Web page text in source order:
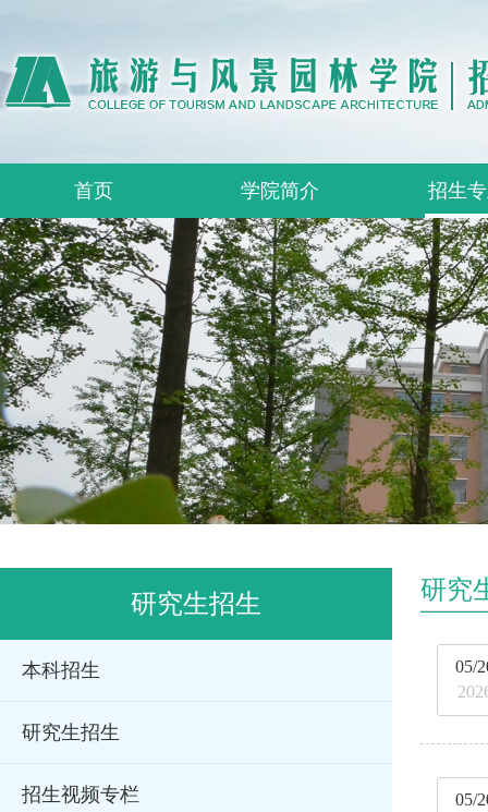
首页 学院简介 招生
研究生招生
本科招生
研究生招生
招生视频专栏
研究
05/
05/